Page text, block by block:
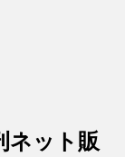
ネット販